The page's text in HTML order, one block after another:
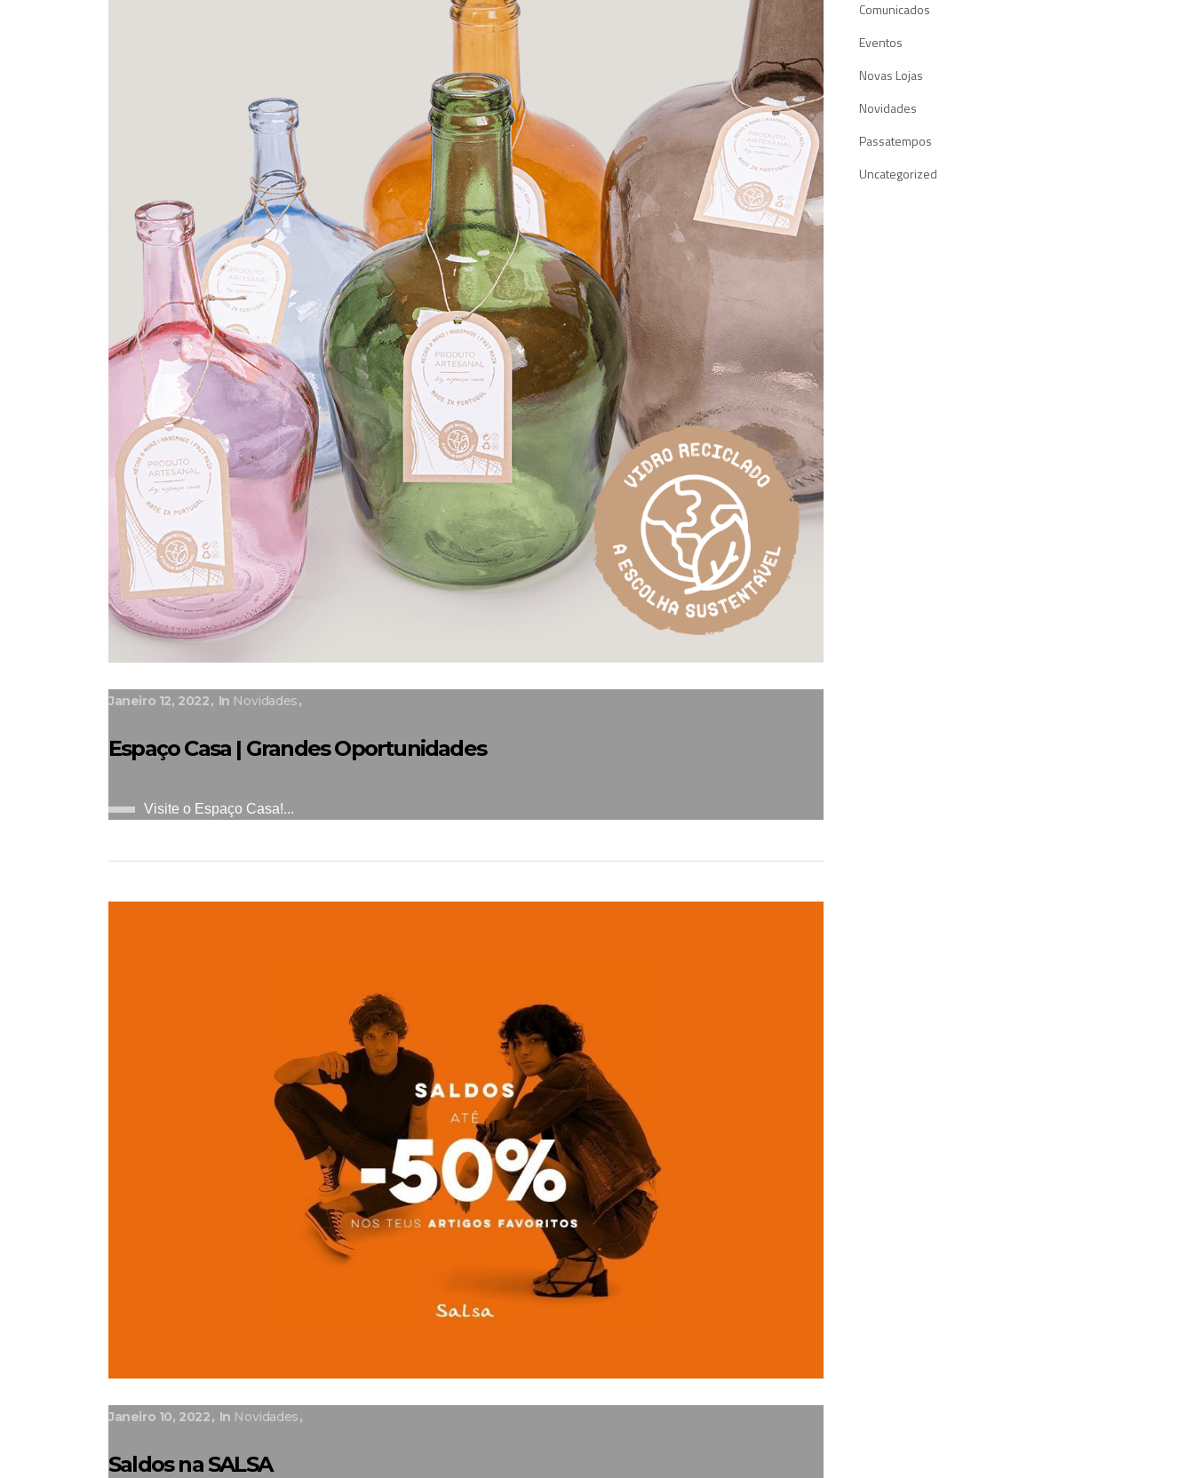
Janeiro 12, 2022 In Novidades
Espaço Casa | Grandes Oportunidades
Visite o Espaço Casa!...
Janeiro 10, 2022 In Novidades
Saldos na SALSA
Comunicados
Eventos
Novas Lojas
Novidades
Passatempos
Uncategorized